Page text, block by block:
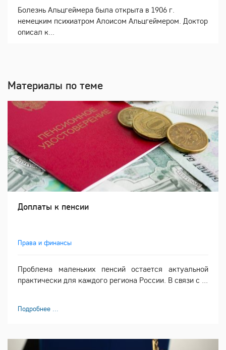
Болезнь Альцгеймера была открыта в 1906 г.
немецким психиатром Алоисом Альцгеймером. Доктор
описал к...
Материалы по теме
Доплаты к пенсии
Права и финансы
Проблема маленьких пенсий остается актуальной
практически для каждого региона России. В связи с ...
Подробнее ...